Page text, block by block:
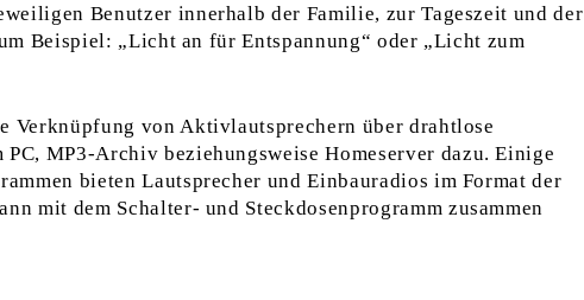
Benutzer innerhalb der Familie, zur Tageszeit und der
Beispiel: „Licht an für Entspannung“ oder „Licht zum
Verknüpfung von Aktivlautsprechern über drahtlose
MP3-Archiv beziehungsweise Homeserver dazu. Einige
bieten Lautsprecher und Einbauradios im Format der
mit dem Schalter- und Steckdosenprogramm zusammen